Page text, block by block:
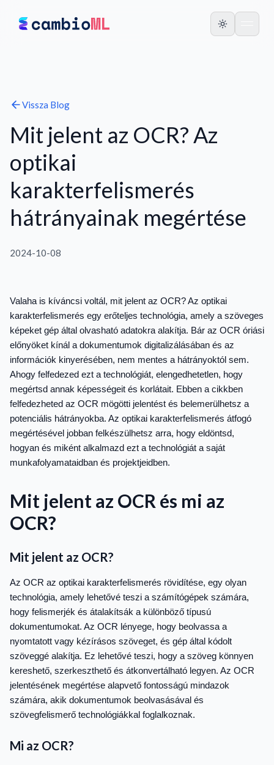
Vissza Blog
Mit jelent az OCR? Az
optikai
karakterfelismerés
hátrányainak megértése
2024-10-08
Valaha is kíváncsi voltál, mit jelent az OCR? Az optikai
karakterfelismerés egy erőteljes technológia, amely a szöveges
képeket gép által olvasható adatokra alakítja. Bár az OCR óriási
előnyöket kínál a dokumentumok digitalizálásában és az
információk kinyerésében, nem mentes a hátrányoktól sem.
Ahogy felfedezed ezt a technológiát, elengedhetetlen, hogy
megértsd annak képességeit és korlátait. Ebben a cikkben
felfedezheted az OCR mögötti jelentést és belemerülhetsz a
potenciális hátrányokba. Az optikai karakterfelismerés átfogó
megértésével jobban felkészülhetsz arra, hogy eldöntsd,
hogyan és miként alkalmazd ezt a technológiát a saját
munkafolyamataidban és projektjeidben.
Mit jelent az OCR és mi az
OCR?
Mit jelent az OCR?
Az OCR az optikai karakterfelismerés rövidítése, egy olyan
technológia, amely lehetővé teszi a számítógépek számára,
hogy felismerjék és átalakítsák a különböző típusú
dokumentumokat. Az OCR lényege, hogy beolvassa a
nyomtatott vagy kézírásos szöveget, és gép által kódolt
szöveggé alakítja. Ez lehetővé teszi, hogy a szöveg könnyen
kereshető, szerkeszthető és átkonvertálható legyen. Az OCR
jelentésének megértése alapvető fontosságú mindazok
számára, akik dokumentumok beolvasásával és
szövegfelismerő technológiákkal foglalkoznak.
Mi az OCR?